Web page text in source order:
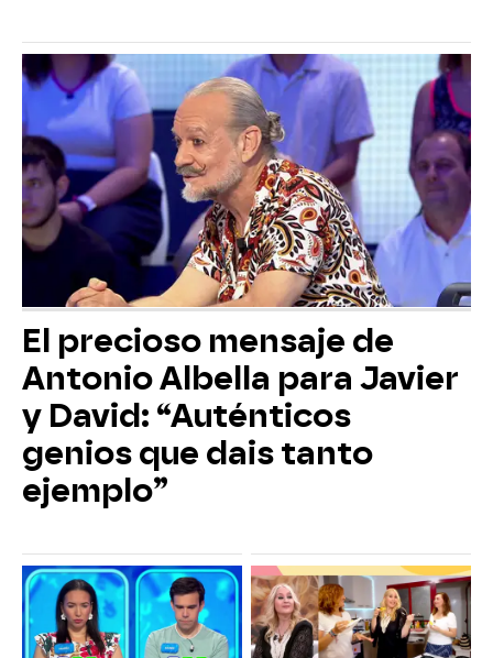
El precioso mensaje de
Antonio Albella para Javier
y David: “Auténticos
genios que dais tanto
ejemplo”